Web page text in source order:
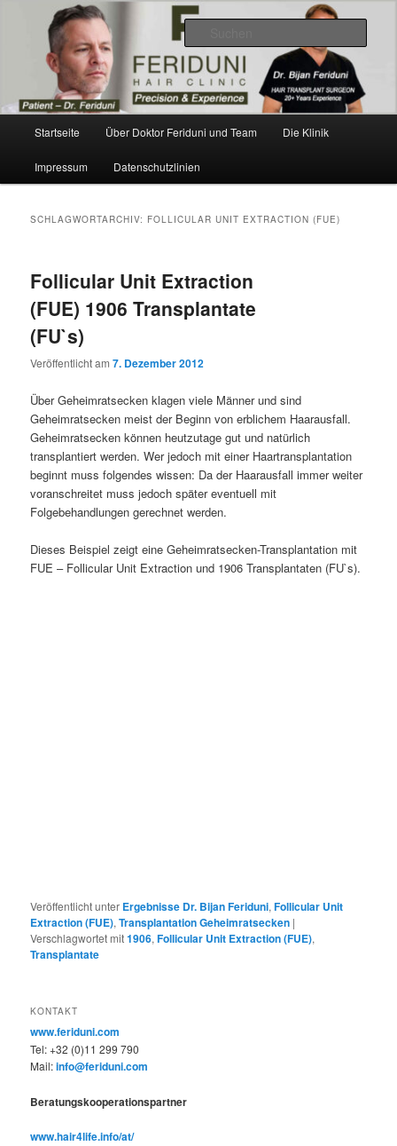
sekundären
Dr. Feriduni Haartransplantation –
Blog Österreich
Videos, Ergebnisse, Bilder
Startseite Über Doktor Feriduni und Team Die Klinik
Impressum Datenschutzlinien
SCHLAGWORTARCHIV: FOLLICULAR UNIT EXTRACTION (FUE)
Follicular Unit Extraction
(FUE) 1906 Transplantate
(FU`s)
Veröffentlicht am7. Dezember 2012
Über Geheimratsecken klagen viele Männer und sind
Geheimratsecken meist der Beginn von erblichem Haarausfall.
Geheimratsecken können heutzutage gut und natürlich
transplantiert werden. Wer jedoch mit einer Haartransplantation
beginnt muss folgendes wissen: Da der Haarausfall immer weiter
voranschreitet muss jedoch später eventuell mit
Folgebehandlungen gerechnet werden.
Dieses Beispiel zeigt eine Geheimratsecken-Transplantation mit
FUE – Follicular Unit Extraction und 1906 Transplantaten (FU`s).
Veröffentlicht unter Ergebnisse Dr. Bijan Feriduni,Follicular Unit
Extraction (FUE),Transplantation Geheimratsecken |
Verschlagwortet mit1906,Follicular Unit Extraction (FUE),
Transplantate
KONTAKT
www.feriduni.com
Tel: +32 (0)11 299 790
Mail:info@feriduni.com
Beratungskooperationspartner
www.hair4life.info/at/